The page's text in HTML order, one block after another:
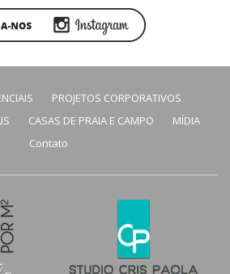
PROJETOS CORPORATIVOS
CASAS DE PRAIA E CAMPO
MÍDIA
Contato